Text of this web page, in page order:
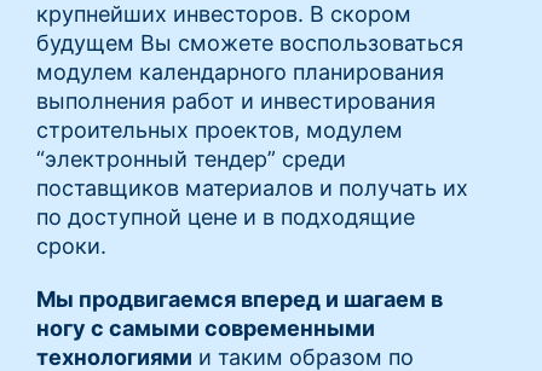
крупнейших инвесторов. В скором
будущем Вы сможете воспользоваться
модулем календарного планирования
выполнения работ и инвестирования
строительных проектов, модулем
“электронный тендер” среди
поставщиков материалов и получать их
по доступной цене и в подходящие
сроки.
Мы продвигаемся вперед и шагаем в
ногу с самыми современными
технологиями и таким образом по